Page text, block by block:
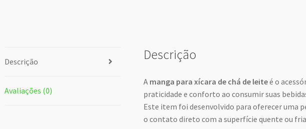
Descrição
Avaliações (0)
Descrição
A manga para xícara de chá de leiteé o
praticidade e conforto ao consumir suas
Este item foi desenvolvido para oferecer uma
o contato direto com a superfície quente ou